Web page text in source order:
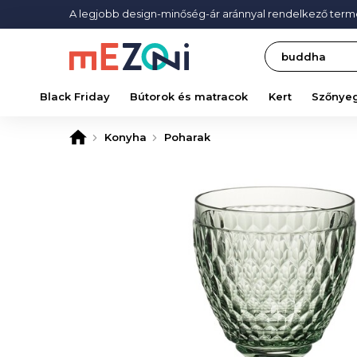
A legjobb design-minőség-ár aránnyal rendelkező
Search
Black Friday Bútorok és matracok Kert
Konyha Poharak